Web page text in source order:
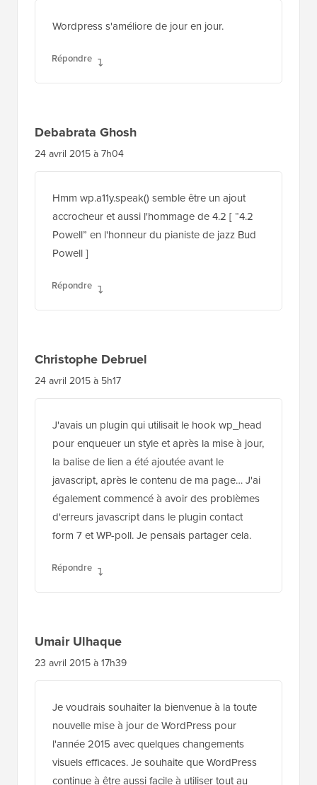
Wordpress s'améliore de jour en jour.
Répondre
Debabrata Ghosh
24 avril 2015 à 7h04
Hmm wp.a11y.speak() semble être un ajout
accrocheur et aussi l'hommage de 4.2 [ “4.2
Powell” en l'honneur du pianiste de jazz Bud
Powell ]
Répondre
Christophe Debruel
24 avril 2015 à 5h17
J'avais un plugin qui utilisait le hook wp_head
pour enqueuer un style et après la mise à jour,
la balise de lien a été ajoutée avant le
javascript, après le contenu de ma page… J'ai
également commencé à avoir des problèmes
d'erreurs javascript dans le plugin contact
form 7 et WP-poll. Je pensais partager cela.
Répondre
Umair Ulhaque
23 avril 2015 à 17h39
Je voudrais souhaiter la bienvenue à la toute
nouvelle mise à jour de WordPress pour
l'année 2015 avec quelques changements
visuels efficaces. Je souhaite que WordPress
continue à être aussi facile à utiliser tout au